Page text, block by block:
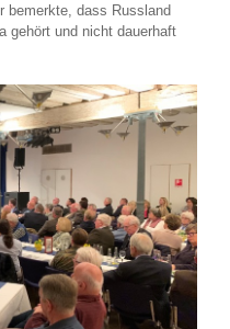
bemerkte, dass Russland
gehört und nicht dauerhaft